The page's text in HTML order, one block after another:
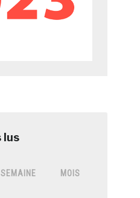
SEMAINE MOIS